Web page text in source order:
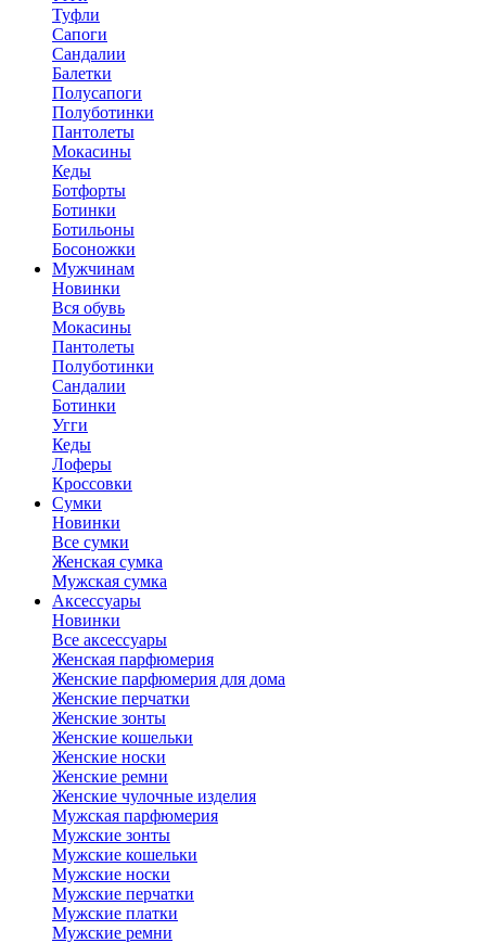
Туфли
Сапоги
Сандалии
Балетки
Полусапоги
Полуботинки
Пантолеты
Мокасины
Кеды
Ботфорты
Ботинки
Ботильоны
Босоножки
Мужчинам
Новинки
Вся обувь
Мокасины
Пантолеты
Полуботинки
Сандалии
Ботинки
Угги
Кеды
Лоферы
Кроссовки
Сумки
Новинки
Все сумки
Женская сумка
Мужская сумка
Аксессуары
Новинки
Все аксессуары
Женская парфюмерия
Женские парфюмерия для дома
Женские перчатки
Женские зонты
Женские кошельки
Женские носки
Женские ремни
Женские чулочные изделия
Мужская парфюмерия
Мужские зонты
Мужские кошельки
Мужские носки
Мужские перчатки
Мужские платки
Мужские ремни